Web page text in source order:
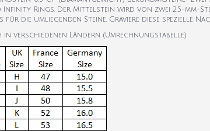
Infinity Rings. Der Mittelstein wird von zwei 2,5-mm-
die umliegenden Steine. Graviere diese spezielle
in verschiedenen Ländern (Umrechnungstabelle)